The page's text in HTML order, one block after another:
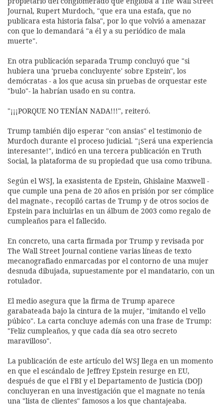
Journal, Rupert Murdoch, "que era una estafa, que no
publicara esta historia falsa", por lo que volvió a amenazar
con que lo demandará "a él y a su periódico de mala
muerte".
En otra publicación separada Trump concluyó que "si
hubiera una 'prueba concluyente' sobre Epstein", los
demócratas - a los que acusa sin pruebas de orquestar este
"bulo"- la habrían usado en su contra.
"¡¡¡PORQUE NO TENÍAN NADA!!!", reiteró.
Trump también dijo esperar "con ansias" el testimonio de
Murdoch durante el proceso judicial. "¡Será una experiencia
interesante!", indicó en una tercera publicación en Truth
Social, la plataforma de su propiedad que usa como tribuna.
Según el WSJ, la exasistenta de Epstein, Ghislaine Maxwell -
que cumple una pena de 20 años en prisión por ser cómplice
del magnate-, recopiló cartas de Trump y de otros socios de
Epstein para incluirlas en un álbum de 2003 como regalo de
cumpleaños para el fallecido.
En concreto, una carta firmada por Trump y revisada por
The Wall Street Journal contiene varias líneas de texto
mecanografiado enmarcadas por el contorno de una mujer
desnuda dibujada, supuestamente por el mandatario, con un
rotulador.
El medio asegura que la firma de Trump aparece
garabateada bajo la cintura de la mujer, "imitando el vello
púbico". La carta concluye además con una frase de Trump:
"Feliz cumpleaños, y que cada día sea otro secreto
maravilloso".
La publicación de este artículo del WSJ llega en un momento
en que el escándalo de Jeffrey Epstein resurge en EU,
después de que el FBI y el Departamento de Justicia (DOJ)
concluyeran en una investigación que el magnate no tenía
una "lista de clientes" famosos a los que chantajeaba.